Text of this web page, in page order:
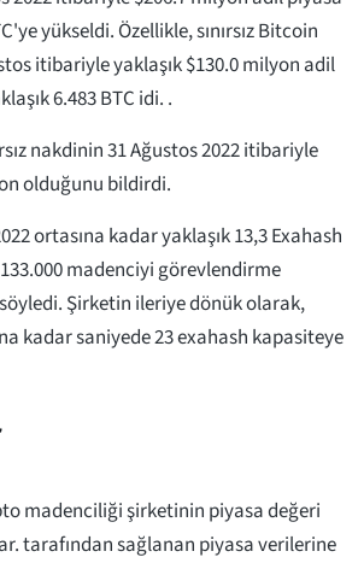
yükseldi. Özellikle, sınırsız Bitcoin
itibariyle yaklaşık $130.0 milyon adil
6.483 BTC idi. .
nakdinin 31 Ağustos 2022 itibariyle
olduğunu bildirdi.
ortasına kadar yaklaşık 13,3 Exahash
madenciyi görevlendirme
Şirketin ileriye dönük olarak,
kadar saniyede 23 exahash kapasiteye
madenciliği şirketinin piyasa değeri
tarafından sağlanan piyasa verilerine